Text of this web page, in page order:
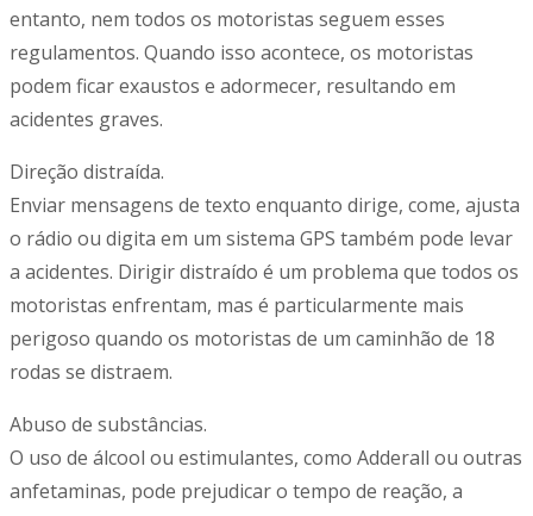
entanto, nem todos os motoristas seguem esses
regulamentos. Quando isso acontece, os motoristas
podem ficar exaustos e adormecer, resultando em
acidentes graves.
Direção distraída.
Enviar mensagens de texto enquanto dirige, come, ajusta
o rádio ou digita em um sistema GPS também pode levar
a acidentes. Dirigir distraído é um problema que todos os
motoristas enfrentam, mas é particularmente mais
perigoso quando os motoristas de um caminhão de 18
rodas se distraem.
Abuso de substâncias.
O uso de álcool ou estimulantes, como Adderall ou outras
anfetaminas, pode prejudicar o tempo de reação, a